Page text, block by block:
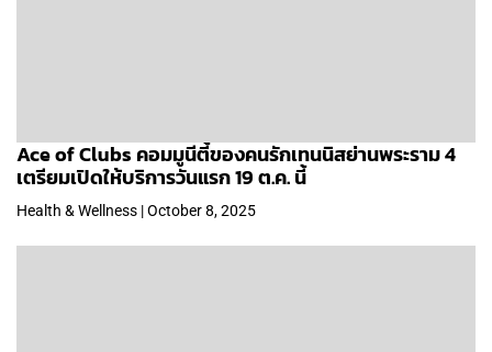
Ace of Clubs คอมมูนีตี้ของคนรักเทนนิสย่านพระราม 4
เตรียมเปิดให้บริการวันแรก 19 ต.ค. นี้
Health & Wellness | October 8, 2025